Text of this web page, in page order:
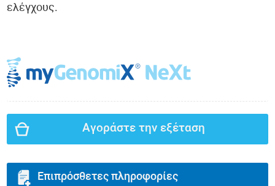
ελέγχους.
Αγοράστε την εξέταση
Επιπρόσθετες πληροφορίες